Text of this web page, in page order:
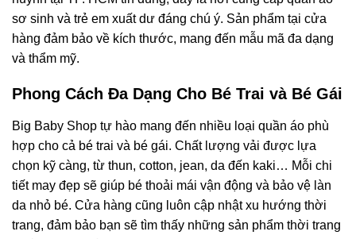
sơ sinh và trẻ em xuất dư đáng chú ý. Sản phẩm tại cửa
hàng đảm bảo về kích thước, mang đến mẫu mã đa dạng
và thẩm mỹ.
Phong Cách Đa Dạng Cho Bé Trai và Bé Gái
Big Baby Shop tự hào mang đến nhiều loại quần áo phù
hợp cho cả bé trai và bé gái. Chất lượng vải được lựa
chọn kỹ càng, từ thun, cotton, jean, da đến kaki… Mỗi chi
tiết may đẹp sẽ giúp bé thoải mái vận động và bảo vệ làn
da nhỏ bé. Cửa hàng cũng luôn cập nhật xu hướng thời
trang, đảm bảo bạn sẽ tìm thấy những sản phẩm thời trang